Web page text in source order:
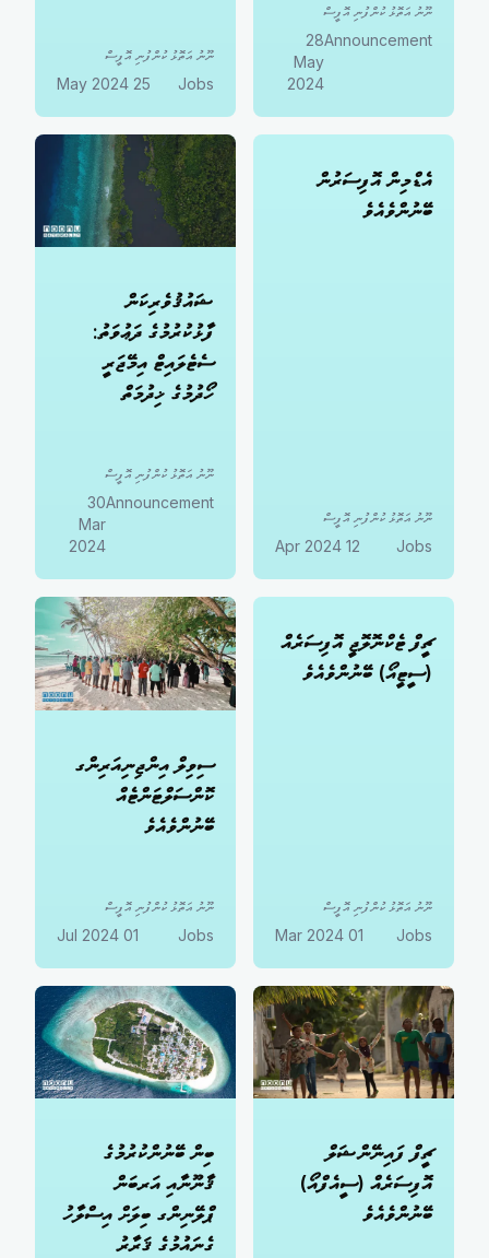
ނޫނު އަތޮޅު ކުންފުނި އޮފީސް
Announcement
28
May
2024
ނޫނު އަތޮޅު ކުންފުނި އޮފީސް
Jobs
25 May 2024
އެޑްމިން އޮފިސަރުން
ބޭނުންވެއެވެ
ނޫނު އަތޮޅު ކުންފުނި އޮފީސް
Jobs
12 Apr 2024
ޝައުޤުވެރިކަން
ފާޅުކުރުމުގެ ދަޢުވަތު:
ސެޓެލައިޓް އިމޭޖަރީ
ހޯދުމުގެ ޚިދުމަތް
ނޫނު އަތޮޅު ކުންފުނި އޮފީސް
Announcement
30
Mar
2024
ޗީފް ޓެކްނޮލޮޖީ އޮފިސަރެއް
(ސީޓީއޯ) ބޭނުންވެއެވެ
ނޫނު އަތޮޅު ކުންފުނި އޮފީސް
Jobs
01 Mar 2024
ސިވިލް އިންޖިނިއަރިންގ
ކޮންސަލްޓަންޓެއް
ބޭނުންވެއެވެ
ނޫނު އަތޮޅު ކުންފުނި އޮފީސް
Jobs
01 Jul 2024
ޗީފް ފައިނޭންޝަލް
އޮފިސަރެއް (ސީއެފްއޯ)
ބޭނުންވެއެވެ
ބިން ބޭނުންކުރުމުގެ
ޤާނޫނާއި އަރބަން
ޕްލޭނިންގ ބިލަށް އިސްލާހު
ގެނައުމުގެ ޤަރާރު